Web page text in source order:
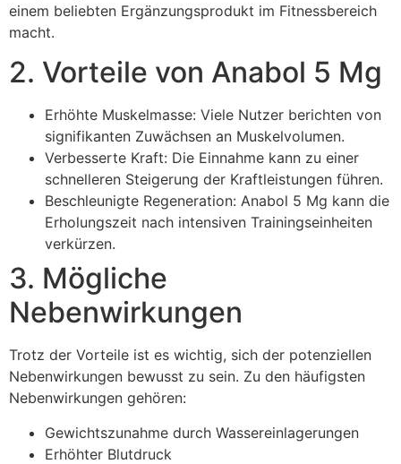
einem beliebten Ergänzungsprodukt im Fitnessbereich
macht.
2. Vorteile von Anabol 5 Mg
Erhöhte Muskelmasse: Viele Nutzer berichten von
signifikanten Zuwächsen an Muskelvolumen.
Verbesserte Kraft: Die Einnahme kann zu einer
schnelleren Steigerung der Kraftleistungen führen.
Beschleunigte Regeneration: Anabol 5 Mg kann die
Erholungszeit nach intensiven Trainingseinheiten
verkürzen.
3. Mögliche
Nebenwirkungen
Trotz der Vorteile ist es wichtig, sich der potenziellen
Nebenwirkungen bewusst zu sein. Zu den häufigsten
Nebenwirkungen gehören:
Gewichtszunahme durch Wassereinlagerungen
Erhöhter Blutdruck